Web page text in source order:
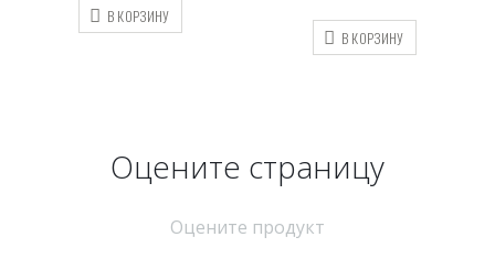
В КОРЗИНУ
В КОРЗИНУ
Оцените страницу
Оцените продукт